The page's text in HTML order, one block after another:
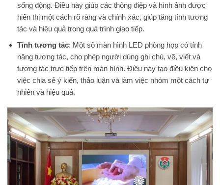
sống động. Điều này giúp các thông điệp và hình ảnh được
hiển thị một cách rõ ràng và chính xác, giúp tăng tính tương
tác và hiệu quả trong quá trình giao tiếp.
Tính tương tác: Một số màn hình LED phòng họp có tính
năng tương tác, cho phép người dùng ghi chú, vẽ, viết và
tương tác trực tiếp trên màn hình. Điều này tạo điều kiện cho
việc chia sẻ ý kiến, thảo luận và làm việc nhóm một cách tự
nhiên và hiệu quả.